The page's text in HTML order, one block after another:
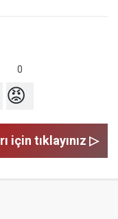
0
😡
için tıklayınız ▷